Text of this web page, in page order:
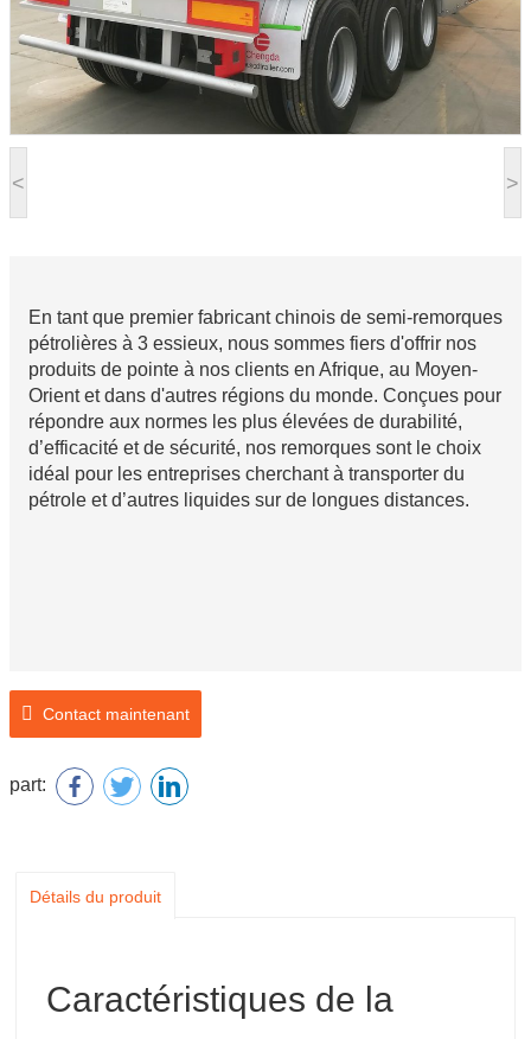
< >
En tant que premier fabricant chinois de semi-remorques
pétrolières à 3 essieux, nous sommes fiers d'offrir nos
produits de pointe à nos clients en Afrique, au Moyen-
Orient et dans d'autres régions du monde. Conçues pour
répondre aux normes les plus élevées de durabilité,
d’efficacité et de sécurité, nos remorques sont le choix
idéal pour les entreprises cherchant à transporter du
pétrole et d’autres liquides sur de longues distances.
Contact maintenant
part:
Détails du produit
Caractéristiques de la